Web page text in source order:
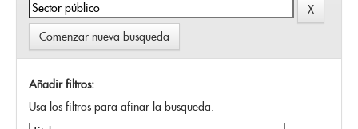
Comenzar nueva busqueda
Añadir filtros:
Usa los filtros para afinar la busqueda.